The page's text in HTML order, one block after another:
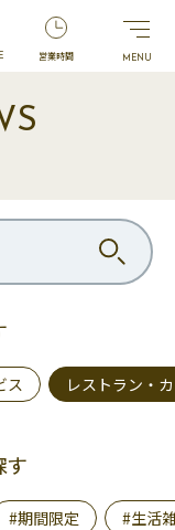
営業時間
ス レストラン・
す
#期間限定 #生活